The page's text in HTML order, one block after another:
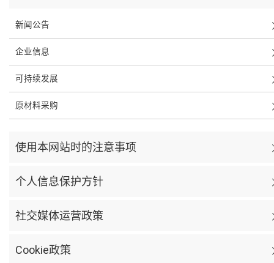
新闻公告
企业信息
可持续发展
原材料采购
使用本网站时的注意事项
个人信息保护方针
社交媒体运营政策
Cookie政策